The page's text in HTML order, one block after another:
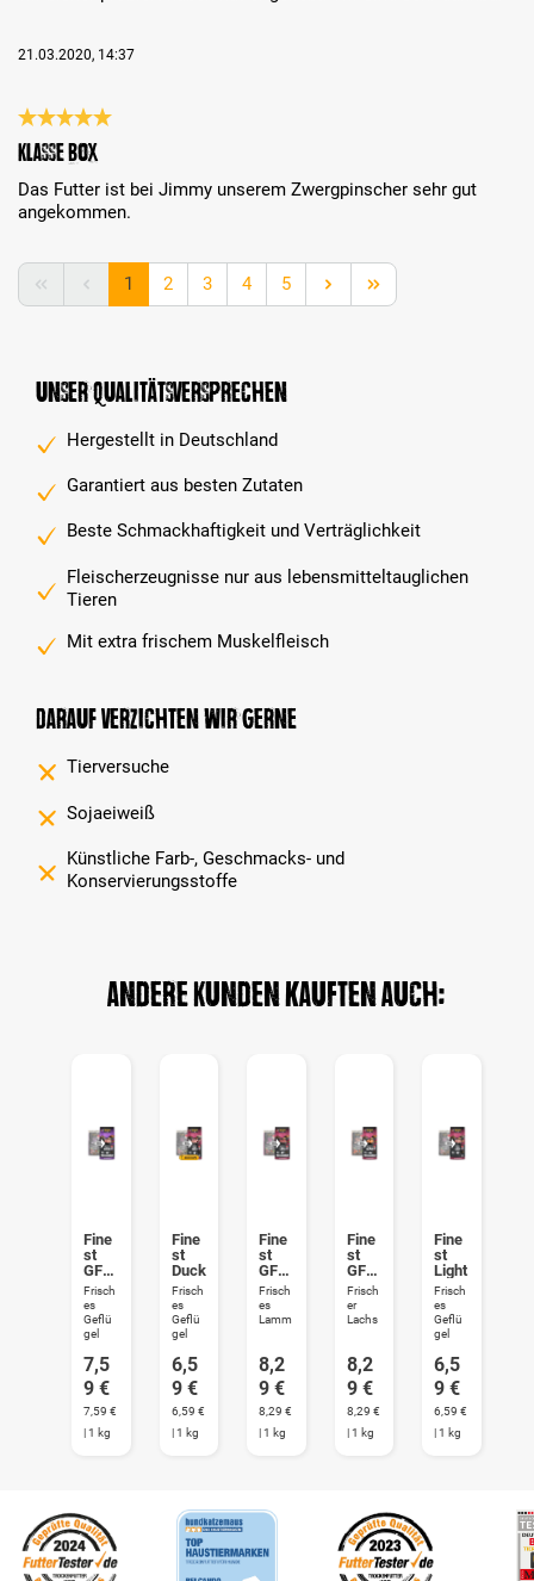
21.03.2020, 14:37
Bewertung mit 5 von 5 Sternen
Klasse Box
Das Futter ist bei Jimmy unserem Zwergpinscher sehr gut
angekommen.
Seite
1 Seite
2 Seite
3 Seite
4 Seite
5
Unser Qualitätsversprechen
Hergestellt in Deutschland
Garantiert aus besten Zutaten
Beste Schmackhaftigkeit und Verträglichkeit
Fleischerzeugnisse nur aus lebensmitteltauglichen
Tieren
Mit extra frischem Muskelfleisch
Darauf verzichten wir gerne
Tierversuche
Sojaeiweiß
Künstliche Farb-, Geschmacks- und
Konservierungsstoffe
Andere Kunden kauften auch:
Fine
st
GF
Seni
or
Frisch
es
Geflü
gel
7,5
9 €
7,59 €
| 1 kg
Fine
st
Duck
Frisch
es
Geflü
gel
6,5
9 €
6,59 €
| 1 kg
Fine
st
GF
Lam
b
Frisch
es
Lamm
8,2
9 €
8,29 €
| 1 kg
Fine
st
GF
Salm
on
Frisch
er
Lachs
8,2
9 €
8,29 €
| 1 kg
Fine
st
Light
Frisch
es
Geflü
gel
6,5
9 €
6,59 €
| 1 kg